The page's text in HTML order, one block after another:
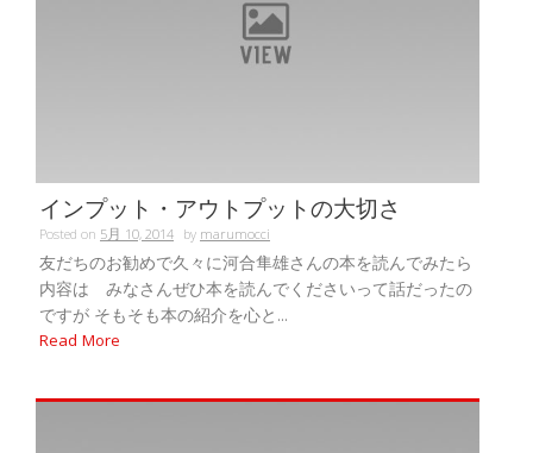
インプット・アウトプットの大切さ
Posted on 5月 10, 2014 bymarumocci
友だちのお勧めで久々に河合隼雄さんの本を読んでみたら
内容は みなさんぜひ本を読んでくださいって話だったの
ですが そもそも本の紹介を心と...
Read More